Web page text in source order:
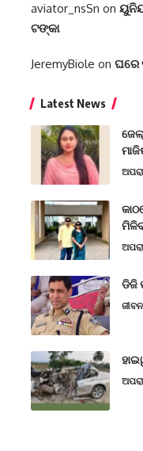
aviator_nsSn on
ଟଙ୍କା
JeremyBiole on ଘରେ
Latest News
ଡିଜି